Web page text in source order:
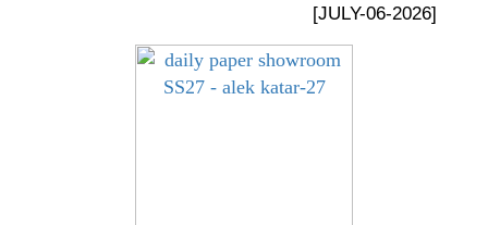
[JULY-06-2026]